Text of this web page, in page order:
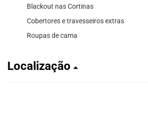
Blackout nas Cortinas
Cobertores e travesseiros extras
Roupas de cama
Localização